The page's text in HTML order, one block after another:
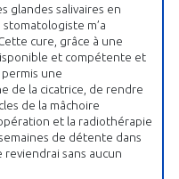
glandes salivaires en
m’a
cure, grâce à une
et compétente et
une
de la cicatrice, de rendre
de la mâchoire
et la radiothérapie
de détente dans
reviendrai sans aucun